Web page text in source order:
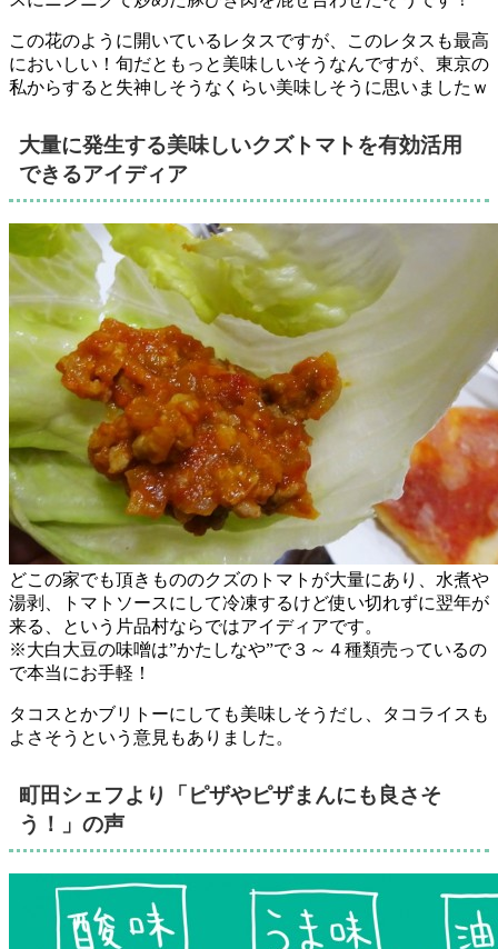
この花のように開いているレタスですが、このレタスも最高
においしい！旬だともっと美味しいそうなんですが、東京の
私からすると失神しそうなくらい美味しそうに思いましたｗ
大量に発生する美味しいクズトマトを有効活用
できるアイディア
どこの家でも頂きもののクズのトマトが大量にあり、水煮や
湯剥、トマトソースにして冷凍するけど使い切れずに翌年が
来る、という片品村ならではアイディアです。
※大白大豆の味噌は”かたしなや”で３～４種類売っているの
で本当にお手軽！
タコスとかブリトーにしても美味しそうだし、タコライスも
よさそうという意見もありました。
町田シェフより「ピザやピザまんにも良さそ
う！」の声